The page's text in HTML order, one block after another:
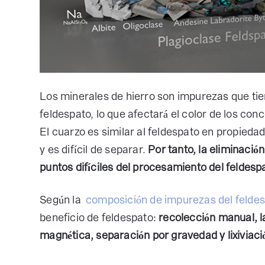
Los minerales de hierro son impurezas que
feldespato, lo que afectará el color de los
El cuarzo es similar al feldespato en
y es difícil de separar. Por tanto, la
puntos difíciles del procesamiento del
Según la composición de impurezas del
beneficio de feldespato: recolección manual,
magnética, separación por gravedad y